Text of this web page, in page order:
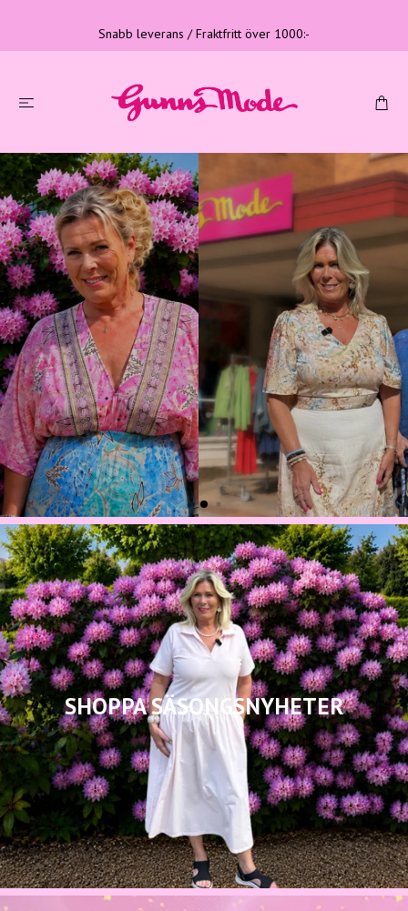
Snabb leverans / Fraktfritt över 1000:-
Tre generationer
Familjeföretag med lång erfarenhet
LÄS MER
SHOPPA SÄSONGSNYHETER